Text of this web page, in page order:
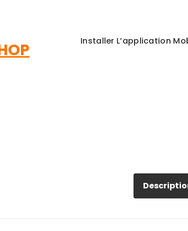
Installer L’application